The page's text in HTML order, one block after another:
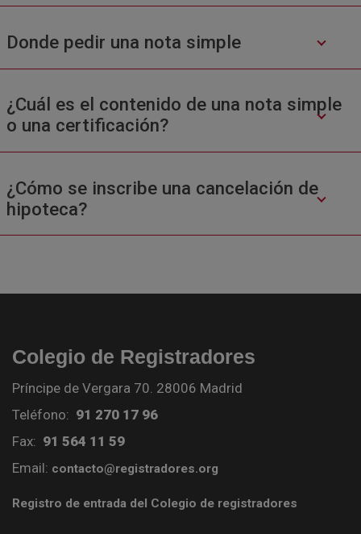
Donde pedir una nota simple
¿Cuál es el contenido de una nota simple
o una certificación?
¿Cómo se inscribe una cancelación de
hipoteca?
Colegio de Registradores
Príncipe de Vergara 70. 28006 Madrid
Teléfono: 91 270 17 96
Fax: 91 564 11 59
Email: contacto@registradores.org
Registro de entrada del Colegio de registradores